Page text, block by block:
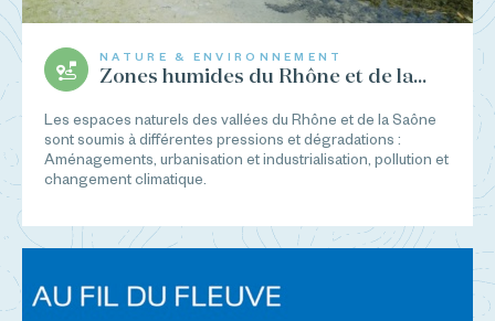
NATURE & ENVIRONNEMENT
Zones humides du Rhône et de la...
Les espaces naturels des vallées du Rhône et de la Saône
sont soumis à différentes pressions et dégradations :
Aménagements, urbanisation et industrialisation, pollution et
changement climatique.